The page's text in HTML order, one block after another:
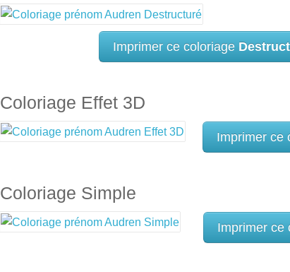
Imprimer ce coloriage
Coloriage Effet 3D
Imprimer ce
Coloriage Simple
Imprimer ce